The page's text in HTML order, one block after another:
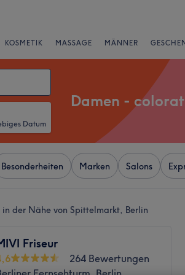
KOSMETIK MASSAGE MÄNNER
Datum
Damen -
Besonderheiten Marken Salons
der Nähe von Spittelmarkt, Berlin
Friseur
264 Bewertungen